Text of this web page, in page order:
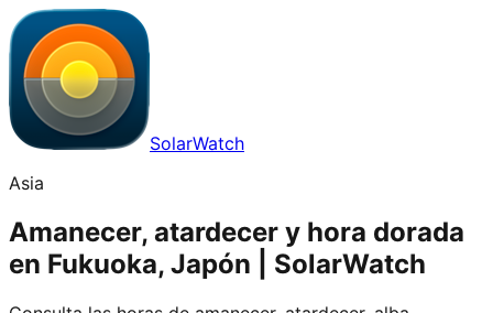
SolarWatch
Asia
Amanecer, atardecer y hora dorada
en Fukuoka, Japón | SolarWatch